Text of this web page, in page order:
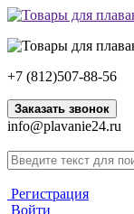
+7 (812)507-88-56
Заказать звонок
info@plavanie24.ru
Регистрация
Войти